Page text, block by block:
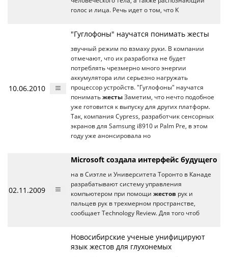
голос и лица. Речь идет о том, что K
10.06.2010
"Гуглофоны" научатся понимать жесты
звучный режим по взмаху руки. В компании
отмечают, что их разработка не будет
потреблять чрезмерно много энергии
аккумулятора или серьезно нагружать
процессор устройств. "Гуглофоны" научатся
понимать жесты Заметим, что нечто подобное
уже готовится к выпуску для других платформ.
Так, компания Cypress, разработчик сенсорных
экранов для Samsung i8910 и Palm Pre, в этом
году уже анонсировала но
02.11.2009
Microsoft создала интерфейс будущего
на в Сиэтле и Университета Торонто в Канаде
разрабатывают систему управления
компьютером при помощи жестов рук и
пальцев рук в трехмерном пространстве,
сообщает Technology Review. Для того чтоб
Новосибирские ученые унифицируют
язык жестов для глухонемых